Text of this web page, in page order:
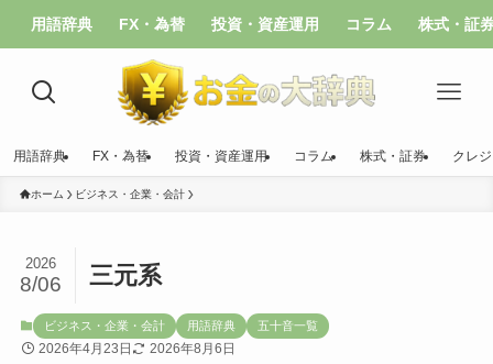
用語辞典 FX・為替 投資・資産運用 コラム 株式・証
用語辞典 FX・為替 投資・資産運用 コラム 株式・証券 クレ
ホーム ビジネス・企業・会計
三元系
2026
8/06
ビジネス・企業・会計 用語辞典 五十音一覧
2026年4月23日 2026年8月6日